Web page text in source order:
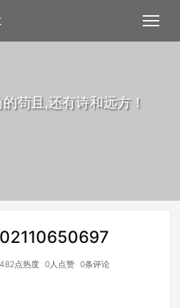
苟且,还有诗和远方！
482点热度 0人点赞 0条评论